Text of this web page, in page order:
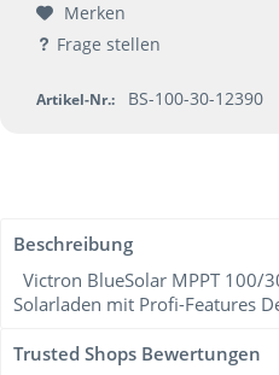
Merken
Frage stellen
Artikel-Nr.: BS-100-30-12390
Beschreibung
Victron BlueSolar MPPT 100/
Solarladen mit Profi-Features
Trusted Shops Bewertungen